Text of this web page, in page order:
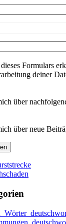
Formulars
deiner
über
über neue